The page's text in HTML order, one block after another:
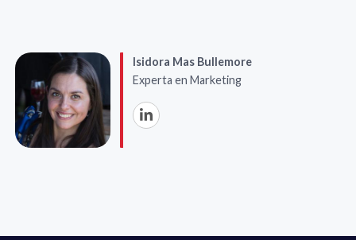
Isidora Mas Bullemore
Experta en Marketing